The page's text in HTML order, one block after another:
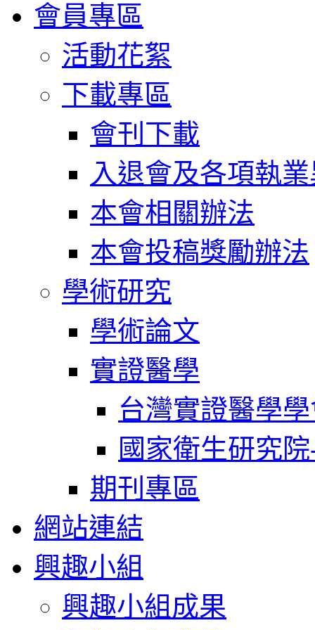
會員專區
活動花絮
下載專區
會刊下載
入退會及各項執
本會相關辦法
本會投稿獎勵辦法
學術研究
學術論文
實證醫學
台灣實證醫學
國家衛生研究
期刊專區
網站連結
興趣小組
興趣小組成果